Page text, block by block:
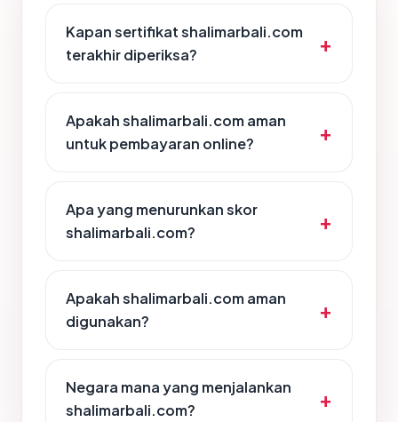
Kapan sertifikat shalimarbali.com
terakhir diperiksa?
Apakah shalimarbali.com aman
untuk pembayaran online?
Apa yang menurunkan skor
shalimarbali.com?
Apakah shalimarbali.com aman
digunakan?
Negara mana yang menjalankan
shalimarbali.com?